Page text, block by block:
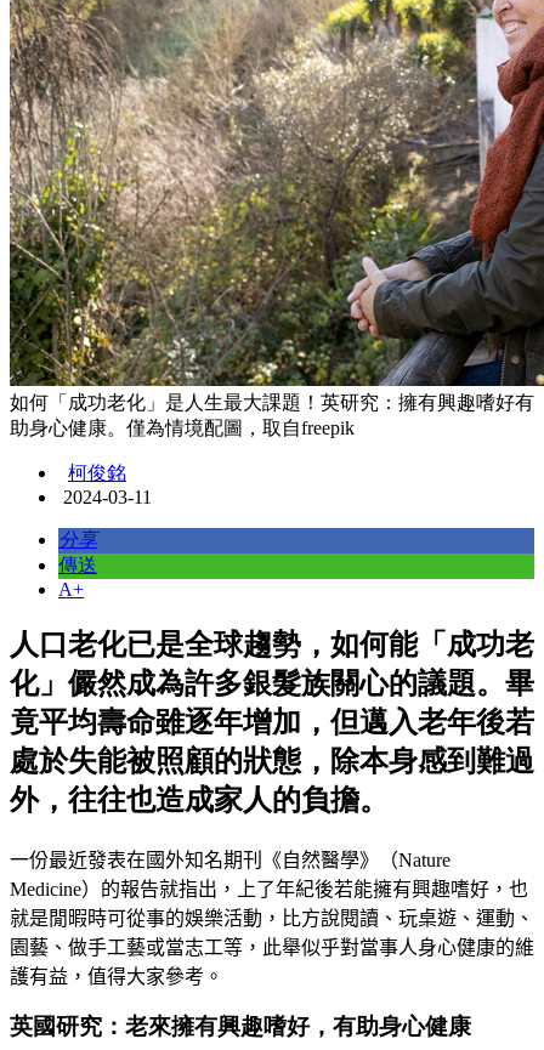
如何「成功老化」是人生最大課題！英研究：擁有興趣嗜好有
助身心健康。僅為情境配圖，取自freepik
柯俊銘
2024-03-11
分享
傳送
A+
人口老化已是全球趨勢，如何能「成功老
化」儼然成為許多銀髮族關心的議題。畢
竟平均壽命雖逐年增加，但邁入老年後若
處於失能被照顧的狀態，除本身感到難過
外，往往也造成家人的負擔。
一份最近發表在國外知名期刊
《自然醫學》（Nature
Medicine） 的報告就指出，上了年紀後若能擁有興趣嗜好，也
就是閒暇時可從事的娛樂活動，比方說閱讀、玩桌遊 、 運動 、
園藝 、 做手工藝或當志工等，此舉似乎對當事人身心健康的維
護有益，值得大家參考 。
英國研究：老來擁有興趣嗜好，有助身心健康